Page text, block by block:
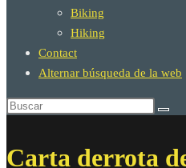
Biking
Hiking
Contact
Alternar búsqueda de la web
Carta derrota